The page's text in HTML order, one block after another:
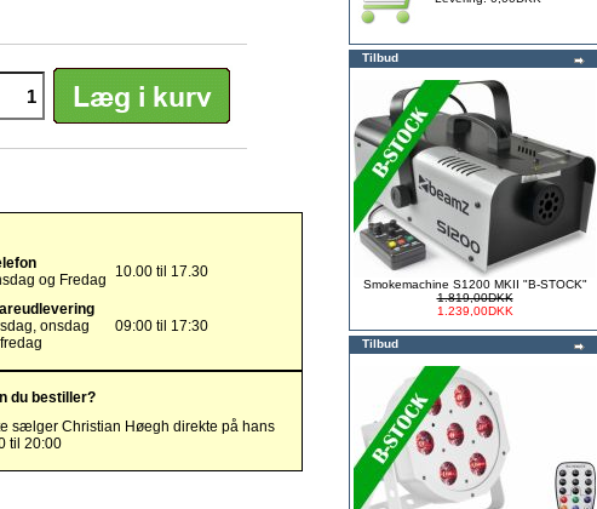
og Fredag
10.00 til 17.30
onsdag
09:00 til 17:30
du bestiller?
sælger Christian Høegh direkte på hans
til 20:00
Tilbud
Smokemachine S1200 MKII "B-STOCK"
1.819,00DKK
1.239,00DKK
Tilbud